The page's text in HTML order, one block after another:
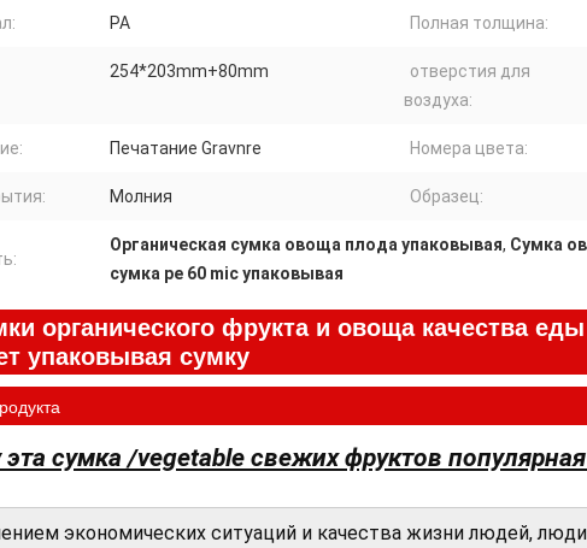
PA Полная толщина:
254*203mm+80mm
отверстия для
воздуха:
Печатание Gravnre Номера цвета:
Молния Образец:
Органическая сумка овоща плода упаковывая, Сумка
сумка pe 60 mic упаковывая
органического фрукта и овоща качества
упаковывая сумку
сумка /vegetable свежих фруктов
экономических ситуаций и качества жизни людей,